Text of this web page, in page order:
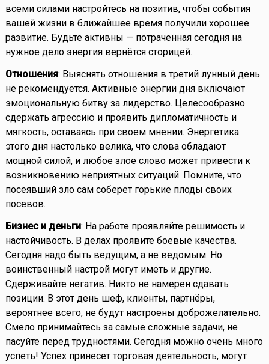
всеми силами настройтесь на позитив, чтобы события
вашей жизни в ближайшее время получили хорошее
развитие. Будьте активны — потраченная сегодня на
нужное дело энергия вернётся сторицей.
Отношения: Выяснять отношения в третий лунный день
не рекомендуется. Активные энергии дня включают
эмоциональную битву за лидерство. Целесообразно
сдержать агрессию и проявить дипломатичность и
мягкость, оставаясь при своем мнении. Энергетика
этого дня настолько велика, что слова обладают
мощной силой, и любое злое слово может привести к
возникновению неприятных ситуаций. Помните, что
посеявший зло сам соберет горькие плоды своих
посевов.
Бизнес и деньги: На работе проявляйте решимость и
настойчивость. В делах проявите боевые качества.
Сегодня надо быть ведущим, а не ведомым. Но
воинственный настрой могут иметь и другие.
Сдерживайте негатив. Никто не намерен сдавать
позиции. В этот день шеф, клиенты, партнёры,
вероятнее всего, не будут настроены доброжелательно.
Смело принимайтесь за самые сложные задачи, не
пасуйте перед трудностями. Сегодня можно очень много
успеть! Успех принесет торговая деятельность, могут